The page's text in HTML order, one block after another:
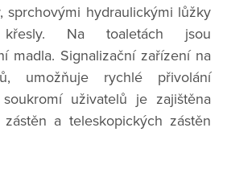
sprchovými hydraulickými lůžky
Na toaletách jsou
madla. Signalizační zařízení na
umožňuje rychlé přivolání
uživatelů je zajištěna
a teleskopických zástěn